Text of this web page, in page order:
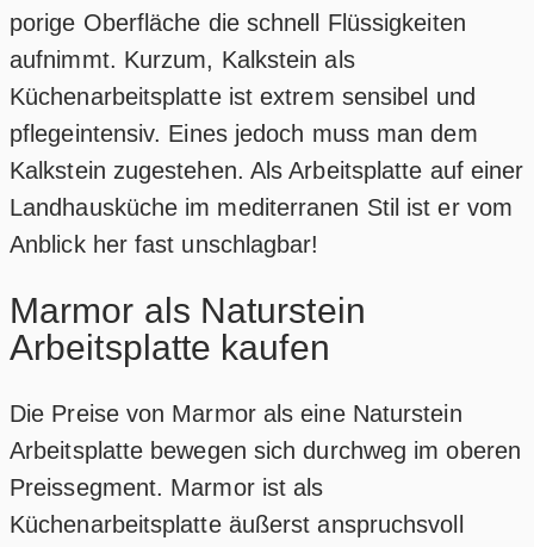
porige Oberfläche die schnell Flüssigkeiten
aufnimmt. Kurzum, Kalkstein als
Küchenarbeitsplatte ist extrem sensibel und
pflegeintensiv. Eines jedoch muss man dem
Kalkstein zugestehen. Als Arbeitsplatte auf einer
Landhausküche im mediterranen Stil ist er vom
Anblick her fast unschlagbar!
Marmor als Naturstein
Arbeitsplatte kaufen
Die Preise von Marmor als eine Naturstein
Arbeitsplatte bewegen sich durchweg im oberen
Preissegment. Marmor ist als
Küchenarbeitsplatte äußerst anspruchsvoll